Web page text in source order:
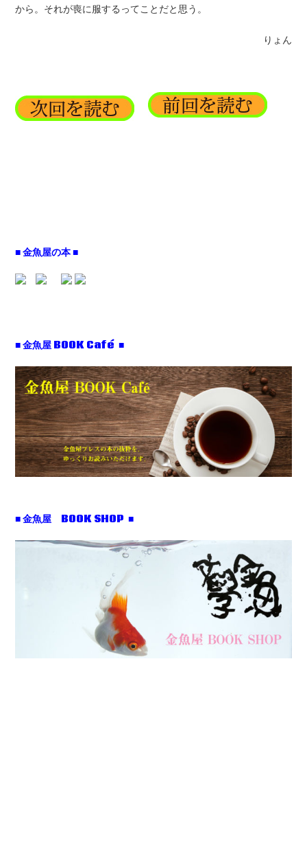
から。それが喪に服するってことだと思う。
りょん
■ 金魚屋の本 ■
■ 金魚屋 BOOK Café ■
■ 金魚屋 BOOK SHOP ■